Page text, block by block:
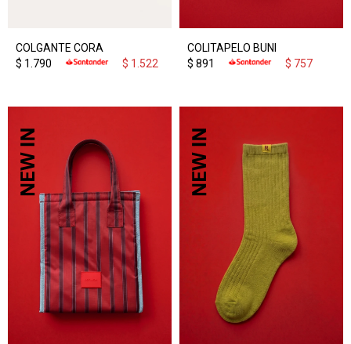
COLGANTE CORA
$ 1.790 $ 1.522
COLITAPELO BUNI
$ 891 $ 757